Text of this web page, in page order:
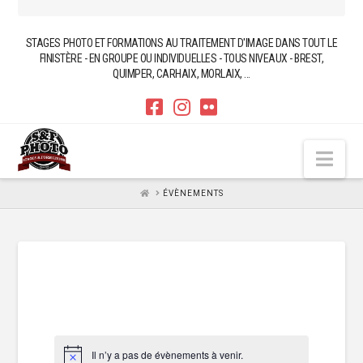
STAGES PHOTO ET FORMATIONS AU TRAITEMENT D'IMAGE DANS TOUT LE
FINISTÈRE - EN GROUPE OU INDIVIDUELLES - TOUS NIVEAUX - BREST,
QUIMPER, CARHAIX, MORLAIX, ...
HOMEÉVÈNEMENTS
Il n’y a pas de évènements à venir.